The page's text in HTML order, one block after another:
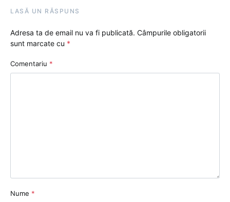
LASĂ UN RĂSPUNS
Adresa ta de email nu va fi publicată. Câmpurile obligatorii
sunt marcate cu *
Comentariu *
Nume *